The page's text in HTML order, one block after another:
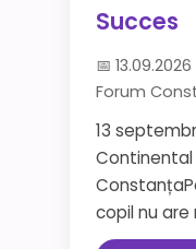
Succes
📅
Forum
13
Continental
copil nu are